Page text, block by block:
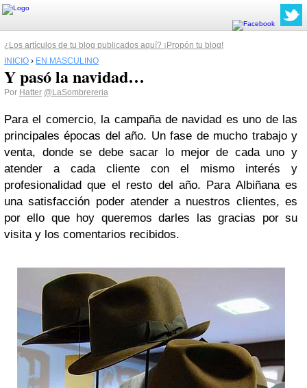
¿Los artículos de tu blog publicados aquí? ¡Propón tu blog!
INICIO › EN MASCULINO
Y pasó la navidad…
Por Hatter @LaSombrereria
Para el comercio, la campaña de navidad es uno de las
principales épocas del año. Un fase de mucho trabajo y
venta, donde se debe sacar lo mejor de cada uno y
atender a cada cliente con el mismo interés y
profesionalidad que el resto del año. Para Albiñana es
una satisfacción poder atender a nuestros clientes, es
por ello que hoy queremos darles las gracias por su
visita y los comentarios recibidos.